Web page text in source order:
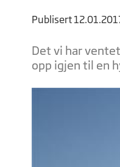
Publisert
Det vi har
opp igjen til en